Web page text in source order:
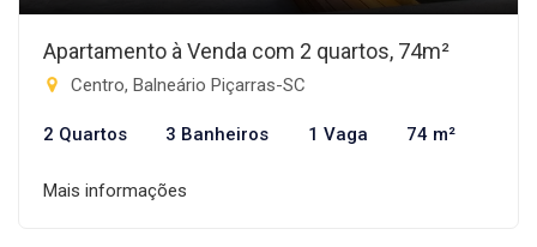
Apartamento à Venda com 2 quartos, 74m²
Centro, Balneário Piçarras-SC
2 Quartos 3 Banheiros 1 Vaga 74 m²
Mais informações